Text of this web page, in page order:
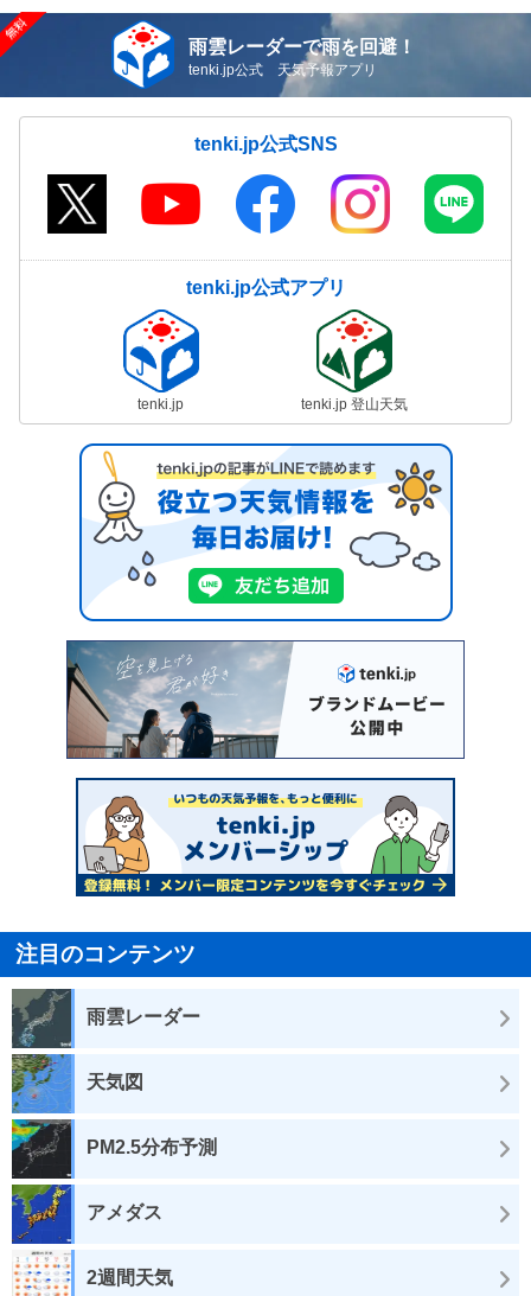
雨雲レーダーで雨を回避！
tenki.jp公式 天気予報アプリ
tenki.jp公式SNS
tenki.jp公式アプリ
tenki.jp tenki.jp 登山天気
注目のコンテンツ
雨雲レーダー
天気図
PM2.5分布予測
アメダス
2週間天気